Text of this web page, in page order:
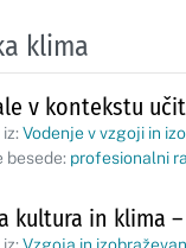
klima
v kontekstu
Vodenje v vzgoji in
besede: profesionalni
kultura in klima